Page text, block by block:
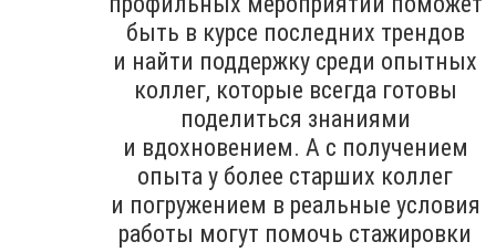
быть в курсе последних трендов
и найти поддержку среди опытных
коллег, которые всегда готовы
поделиться знаниями
и вдохновением. А с получением
опыта у более старших коллег
и погружением в реальные условия
работы могут помочь стажировки